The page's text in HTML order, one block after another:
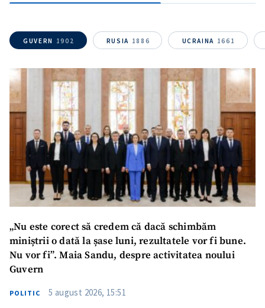
GUVERN 1902 RUSIA 1886 UCRAINA 1661
„Nu este corect să credem că dacă schimbăm
miniștrii o dată la șase luni, rezultatele vor fi bune.
Nu vor fi”. Maia Sandu, despre activitatea noului
Guvern
POLITIC 5 august 2026, 15:51
Sursă anonimă
Email+ Emailul meu
Telefon
+ Telefon personal
Am citit și sunt de
acord cu politica de
confidențialitate
TRIMITE ȘTIREA